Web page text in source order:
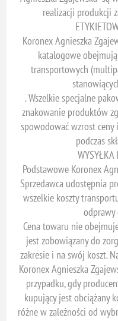
realizacji produkcji
Koronex Agnieszka
katalogowe
transportowych
. Wszelkie specjalne
znakowanie produktów
spowodować wzrost
podczas
WYSYŁKA
Podstawowe Koronex
Sprzedawca udostępnia
wszelkie koszty
odprawy
Cena towaru nie
jest zobowiązany do
zakresie i na swój koszt.
Koronex Agnieszka
przypadku, gdy
kupujący jest obciążany
różne w zależności od